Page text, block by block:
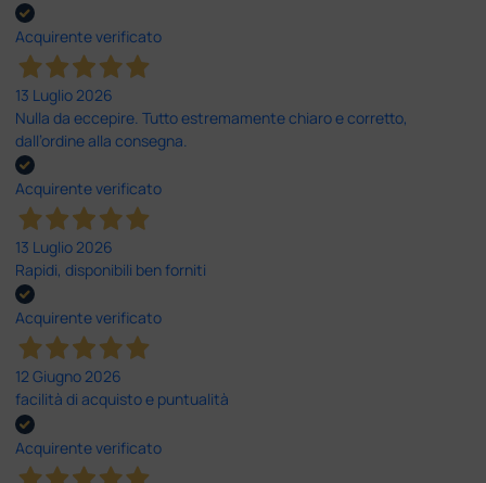
Acquirente verificato
13 Luglio 2026
Nulla da eccepire. Tutto estremamente chiaro e corretto,
dall’ordine alla consegna.
Acquirente verificato
13 Luglio 2026
Rapidi, disponibili ben forniti
Acquirente verificato
12 Giugno 2026
facilità di acquisto e puntualità
Acquirente verificato